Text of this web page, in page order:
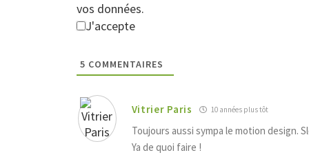
vos données.
J'accepte
5 COMMENTAIRES
Vitrier Paris 10 années plus tôt
Toujours aussi sympa le motion design.
Ya de quoi faire !